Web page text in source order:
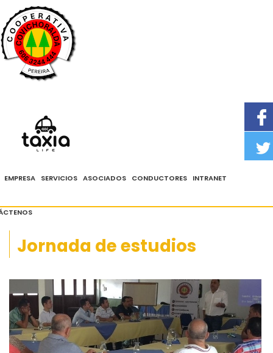
EMPRESA SERVICIOS ASOCIADOS CONDUCTORES INTRANET
Jornada de estudios